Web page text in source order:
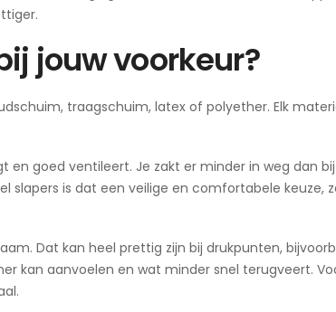
jouw voorkeur?
traagschuim, latex of polyether. Elk
en goed ventileert. Je zakt er minder in weg dan
slapers is dat een veilige en comfortabele keuze,
Dat kan heel prettig zijn bij drukpunten,
kan aanvoelen en wat minder snel terugveert.